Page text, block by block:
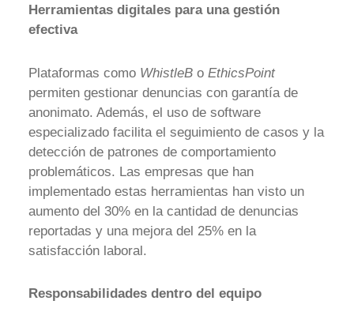
Herramientas digitales para una gestión
efectiva
Plataformas como WhistleB oEthicsPoint
permiten gestionar denuncias con garantía de
anonimato. Además, el uso de software
especializado facilita el seguimiento de casos y la
detección de patrones de comportamiento
problemáticos. Las empresas que han
implementado estas herramientas han visto un
aumento del 30% en la cantidad de denuncias
reportadas y una mejora del 25% en la
satisfacción laboral.
Responsabilidades dentro del equipo